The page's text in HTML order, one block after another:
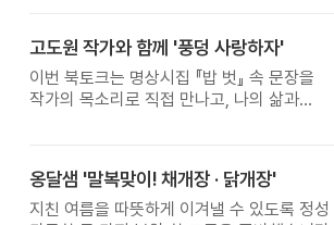
고도원 작가와 함께 '풍덩 사랑하자'
이번 북토크는 명상시집 『밥 벗』 속 문장을
작가의 목소리로 직접 만나고, 나의 삶과
옹달샘 '말복맞이! 채개장 · 닭개장'
지친 여름을 따뜻하게 이겨낼 수 있도록 정성